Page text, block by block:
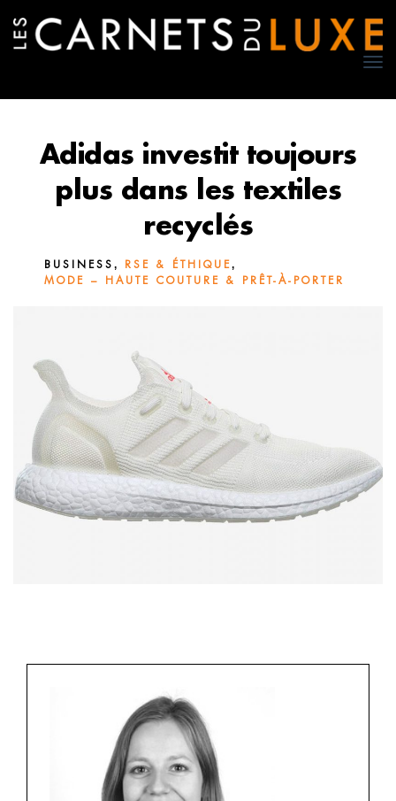
Adidas investit toujours
plus dans les textiles
recyclés
BUSINESS , RSE & ÉTHIQUE,
MODE – HAUTE COUTURE & PRÊT-À-PORTER